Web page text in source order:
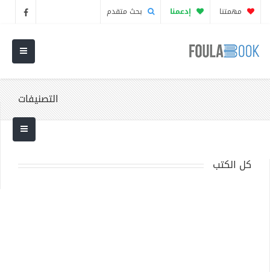
مهمتنا إدعمنا بحث متقدم
التصنيفات
كل الكتب